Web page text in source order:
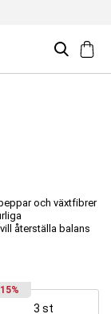
och växtfibrer
återställa balans
3 st